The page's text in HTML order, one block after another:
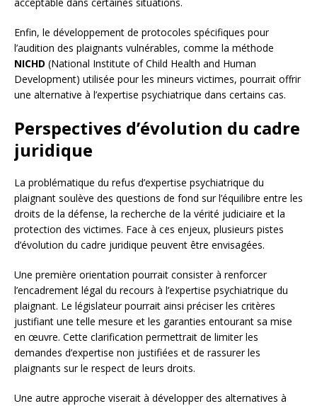
Enfin, le développement de protocoles spécifiques pour
l’audition des plaignants vulnérables, comme la méthode
NICHD (National Institute of Child Health and Human
Development) utilisée pour les mineurs victimes, pourrait offrir
une alternative à l’expertise psychiatrique dans certains cas.
Perspectives d’évolution du cadre
juridique
La problématique du refus d’expertise psychiatrique du
plaignant soulève des questions de fond sur l’équilibre entre les
droits de la défense, la recherche de la vérité judiciaire et la
protection des victimes. Face à ces enjeux, plusieurs pistes
d’évolution du cadre juridique peuvent être envisagées.
Une première orientation pourrait consister à renforcer
l’encadrement légal du recours à l’expertise psychiatrique du
plaignant. Le législateur pourrait ainsi préciser les critères
justifiant une telle mesure et les garanties entourant sa mise
en œuvre. Cette clarification permettrait de limiter les
demandes d’expertise non justifiées et de rassurer les
plaignants sur le respect de leurs droits.
Une autre approche viserait à développer des alternatives à